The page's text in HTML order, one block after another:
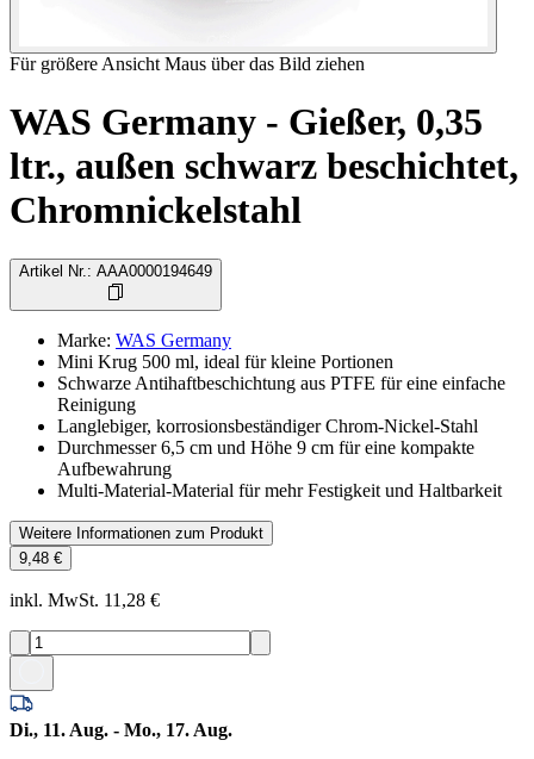
Für größere Ansicht Maus über das Bild ziehen
WAS Germany - Gießer, 0,35
ltr., außen schwarz beschichtet,
Chromnickelstahl
Artikel Nr. : AAA0000194649
Marke: WAS Germany
Mini Krug 500 ml, ideal für kleine Portionen
Schwarze Antihaftbeschichtung aus PTFE für eine einfache
Reinigung
Langlebiger, korrosionsbeständiger Chrom-Nickel-Stahl
Durchmesser 6,5 cm und Höhe 9 cm für eine kompakte
Aufbewahrung
Multi-Material-Material für mehr Festigkeit und Haltbarkeit
Weitere Informationen zum Produkt
9,48 €
inkl. MwSt. 11,28 €
Di., 11. Aug. - Mo., 17. Aug.